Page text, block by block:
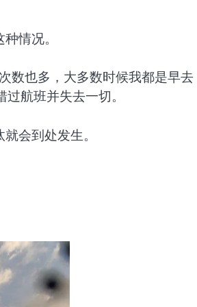
情况。
数也多，大多数时候我都是早去
航班并失去一切。
会到处发生。